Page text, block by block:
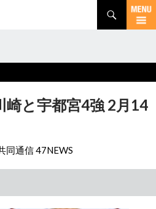
崎と宇都宮4強 2月14
同通信 47NEWS